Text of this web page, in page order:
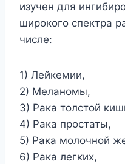
изучен для
широкого спектра
числе:
1) Лейкемии,
2) Меланомы,
3) Рака толстой
4) Рака простаты,
5) Рака молочной
6) Рака легких,